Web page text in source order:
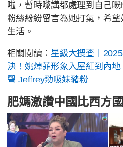
啦，暫時嚟講都處理到自己
粉絲紛紛留言為她打氣，希
生活。
相關閱讀： 星級大搜查｜
決！姚焯菲形象入屋紅到內
聲 Jeffrey勁吸妹豬粉
肥媽激讚中國比西方